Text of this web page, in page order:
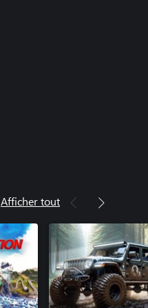
Afficher tout